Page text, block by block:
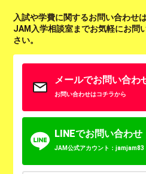
入試や学費に関するお問い合わせ
JAM入学相談室までお気軽にお問
さい。
メールでお問い合わ
お問い合わせはコチラから
LINEでお問い合わせ
JAM公式アカウント：jamjam83